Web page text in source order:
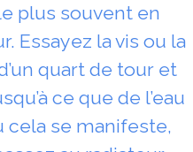
plus souvent en
Essayez la vis ou la
quart de tour et
ce que de l’eau
cela se manifeste,